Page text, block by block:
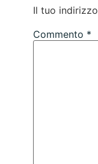
Il tuo
Commento *